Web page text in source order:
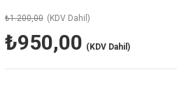
₺1.200,00 (KDV Dahil)
₺950,00 (KDV Dahil)